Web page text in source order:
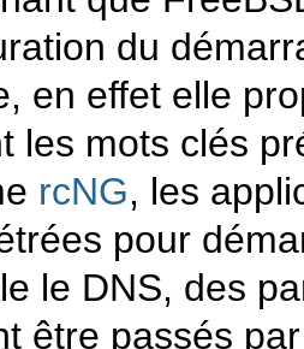
du
en effet elle
les mots clés
rcNG, les
pour
le DNS, des
être passés